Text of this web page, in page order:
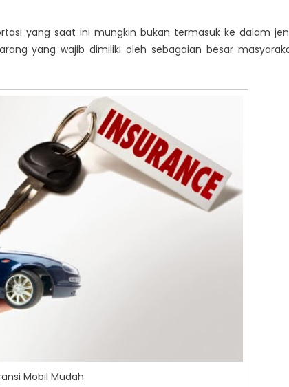
yang saat ini mungkin bukan termasuk ke dalam
yang wajib dimiliki oleh sebagaian besar
Mobil Mudah